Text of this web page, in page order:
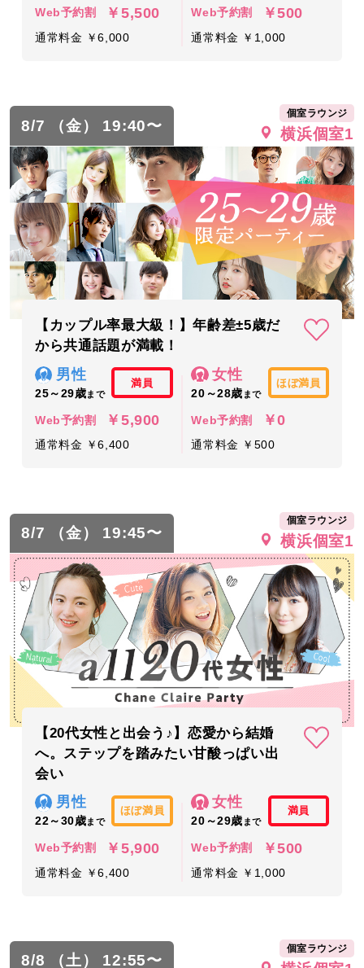
Web予約割 ￥5,500
通常料金 ￥6,000
Web予約割 ￥500
通常料金 ￥1,000
8/7 （金） 19:40〜
個室ラウンジ
横浜個室1
【カップル率最大級！】年齢差±5歳だ
から共通話題が満載！
男性
25～29歳まで
満員
Web予約割 ￥5,900
通常料金 ￥6,400
女性
20～28歳 まで
ほぼ満員
Web予約割 ￥0
通常料金 ￥500
8/7 （金） 19:45〜
個室ラウンジ
横浜個室1
【20代女性と出会う♪】恋愛から結婚
へ。ステップを踏みたい甘酸っぱい出
会い
男性
22～30歳まで
ほぼ満員
Web予約割 ￥5,900
通常料金 ￥6,400
女性
20～29歳 まで
満員
Web予約割 ￥500
通常料金 ￥1,000
8/8 （土） 12:55〜
個室ラウンジ